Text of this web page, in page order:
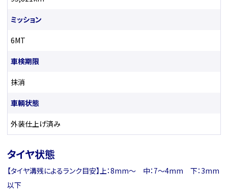
ミッション
6MT
車検期限
抹消
車輌状態
外装仕上げ済み
タイヤ状態
【タイヤ溝残によるランク目安】上：8mm〜 中：7〜4mm 下：3mm
以下